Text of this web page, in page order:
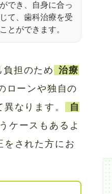
でき、自身に合っ
て、歯科治療を受
とができます。
担のため 治療
ローンや独自の
なります。
自
ケースもあるよ
をされた方にお